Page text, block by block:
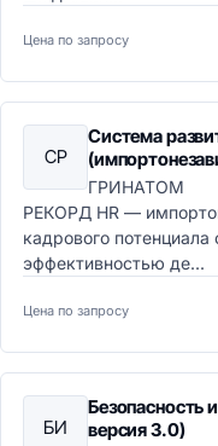
Цена по запросу
СР
Система
ГРИНАТОМ
РЕКОРД HR —
кадрового
эффективностью де...
Цена по запросу
БИ
Безопасность
версия 3.0)